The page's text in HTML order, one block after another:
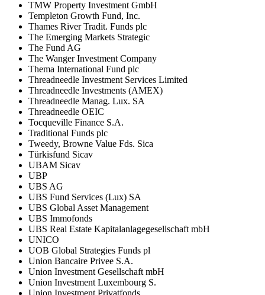
TMW Property Investment GmbH
Templeton Growth Fund, Inc.
Thames River Tradit. Funds plc
The Emerging Markets Strategic
The Fund AG
The Wanger Investment Company
Thema International Fund plc
Threadneedle Investment Services Limited
Threadneedle Investments (AMEX)
Threadneedle Manag. Lux. SA
Threadneedle OEIC
Tocqueville Finance S.A.
Traditional Funds plc
Tweedy, Browne Value Fds. Sica
Türkisfund Sicav
UBAM Sicav
UBP
UBS AG
UBS Fund Services (Lux) SA
UBS Global Asset Management
UBS Immofonds
UBS Real Estate Kapitalanlagegesellschaft mbH
UNICO
UOB Global Strategies Funds pl
Union Bancaire Privee S.A.
Union Investment Gesellschaft mbH
Union Investment Luxembourg S.
Union Investment Privatfonds